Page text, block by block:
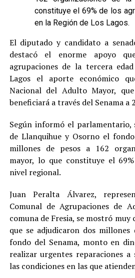
constituye el 69% de los
en la Región de Los Lagos.
El diputado y candidato a
destacó el enorme apoyo
agrupaciones de la tercera
Lagos el aporte económico
Nacional del Adulto Mayor,
beneficiará a través del Senama a
Según informó el parlamentario,
de Llanquihue y Osorno el
millones de pesos a 162
mayor, lo que constituye el
nivel regional.
Juan Peralta Álvarez,
Comunal de Agrupaciones de
comuna de Fresia, se mostró
que se adjudicaron dos
fondo del Senama, monto en
realizar urgentes reparaciones
las condiciones en las que